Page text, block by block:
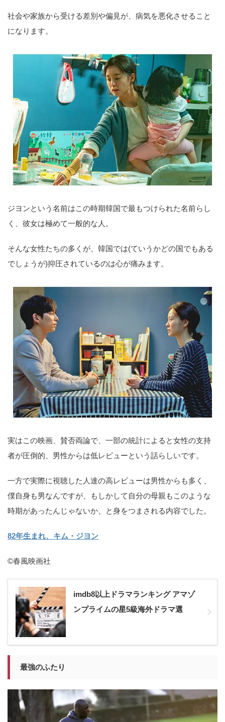
社会や家族から受ける差別や偏見が、病気を悪化させること
になります。
ジヨンという名前はこの時期韓国で最もつけられた名前らし
く、彼女は極めて一般的な人。
そんな女性たちの多くが、韓国では(ていうかどの国でもある
でしょうが)抑圧されているのは心が痛みます。
実はこの映画、賛否両論で、一部の統計によると女性の支持
者が圧倒的、男性からは低レビューという話らしいです。
一方で実際に視聴した人達の高レビューは男性からも多く、
僕自身も男なんですが、もしかして自分の母親もこのような
時期があったんじゃないか、と身をつまされる内容でした。
82年生まれ、キム・ジヨン
©春風映画社
imdb8以上ドラマランキング アマゾ
ンプライムの星5級海外ドラマ選
最強のふたり